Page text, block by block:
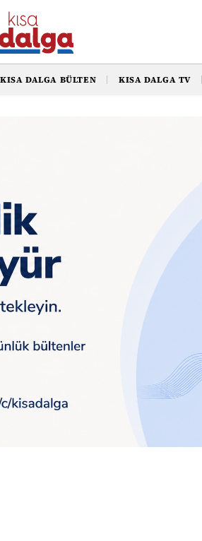
KISA DALGA BÜLTEN KISA DALGA TV